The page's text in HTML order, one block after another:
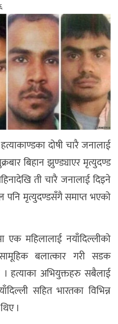
दोषी चारै जनालाई
बिहान झुण्ड्याएर मृत्युदण्ड
ती चारै जनालाई दिइने
पनि मृत्युदण्डसँगै समाप्त भएको
महिलालाई नयाँदिल्लीको
बलात्कार गरी सडक
। हत्याका अभियुक्तहरु सबैलाई
सहित भारतका विभिन्न
।